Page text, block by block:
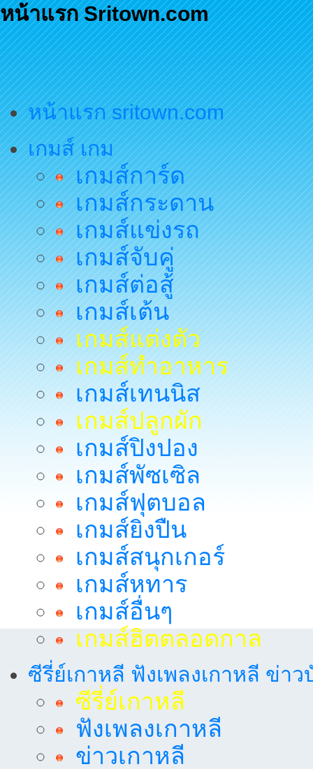
หน้าแรก Sritown.com
หน้าแรก sritown.com
เกมส์ เกม
เกมส์การ์ด
เกมส์กระดาน
เกมส์แข่งรถ
เกมส์จับคู่
เกมส์ต่อสู้
เกมส์เต้น
เกมส์แต่งตัว
เกมส์ทำอาหาร
เกมส์เทนนิส
เกมส์ปลูกผัก
เกมส์ปิงปอง
เกมส์พัซเซิล
เกมส์ฟุตบอล
เกมส์ยิงปืน
เกมส์สนุกเกอร์
เกมส์หทาร
เกมส์อื่นๆ
เกมส์ฮิตตลอดกาล
ซีรี่ย์เกาหลี ฟังเพลงเกาหลี ข่าว
ซีรี่ย์เกาหลี
ฟังเพลงเกาหลี
ข่าวเกาหลี